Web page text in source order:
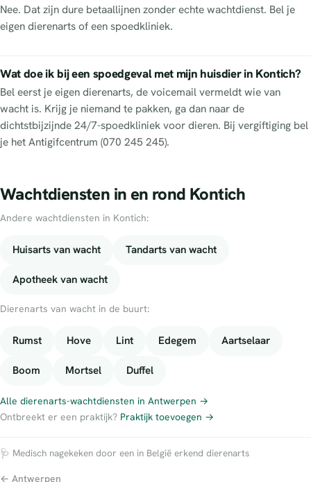
Nee. Dat zijn dure betaallijnen zonder echte wachtdienst. Bel je
eigen dierenarts of een spoedkliniek.
Wat doe ik bij een spoedgeval met mijn huisdier in Kontich?
Bel eerst je eigen dierenarts, de voicemail vermeldt wie van
wacht is. Krijg je niemand te pakken, ga dan naar de
dichtstbijzijnde 24/7-spoedkliniek voor dieren. Bij vergiftiging bel
je het Antigifcentrum (070 245 245).
Wachtdiensten in en rond Kontich
Andere wachtdiensten in Kontich:
Huisarts van wacht Tandarts van wacht
Apotheek van wacht
Dierenarts van wacht in de buurt:
Rumst Hove Lint Edegem Aartselaar
Boom Mortsel Duffel
Alle dierenarts-wachtdiensten in Antwerpen →
Ontbreekt er een praktijk? Praktijk toevoegen →
🩺 Medisch nagekeken door een in België erkend dierenarts
← Antwerpen